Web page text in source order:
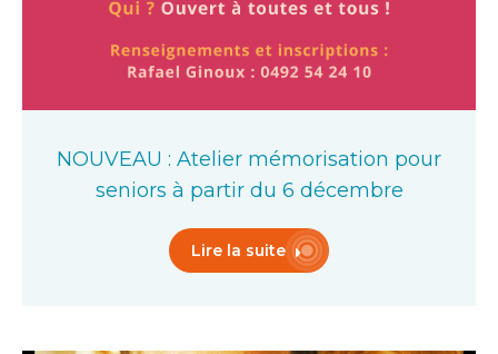
NOUVEAU : Atelier mémorisation pour
seniors à partir du 6 décembre
Lire la suite